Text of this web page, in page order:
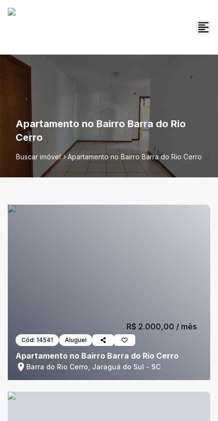
Apartamento no Bairro Barra do Rio
Cerro
Buscar imóvel Apartamento no Bairro Barra do Rio Cerro
Cód: 14541 Aluguel
Apartamento no Bairro Barra do Rio Cerro
Barra do Rio Cerro, Jaraguá do Sul - SC
R$ 2.000,00 / mês